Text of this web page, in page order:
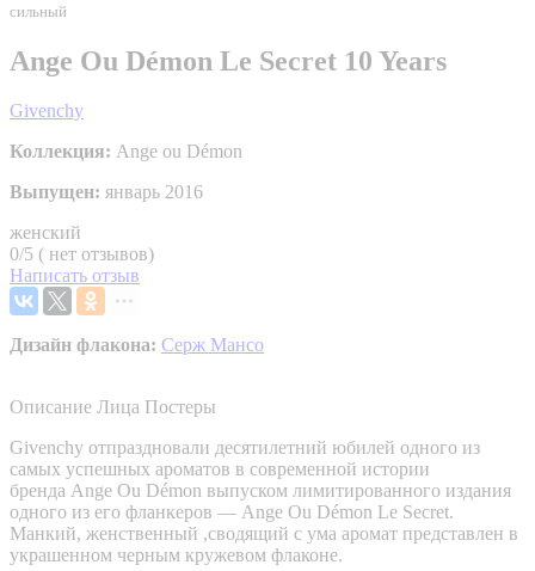
сильный
Ange Ou Démon Le Secret 10 Years
Givenchy
Коллекция: Ange ou Démon
Выпущен: январь 2016
женский
0/5 ( нет отзывов)
Написать отзыв
Дизайн флакона: Серж Мансо
Описание Лица Постеры
Givenchy отпраздновали десятилетний юбилей одного из
самых успешных ароматов в современной истории
бренда Ange Ou Démon выпуском лимитированного издания
одного из его фланкеров — Ange Ou Démon Le Secret.
Манкий, женственный ,сводящий с ума аромат представлен в
украшенном черным кружевом флаконе.